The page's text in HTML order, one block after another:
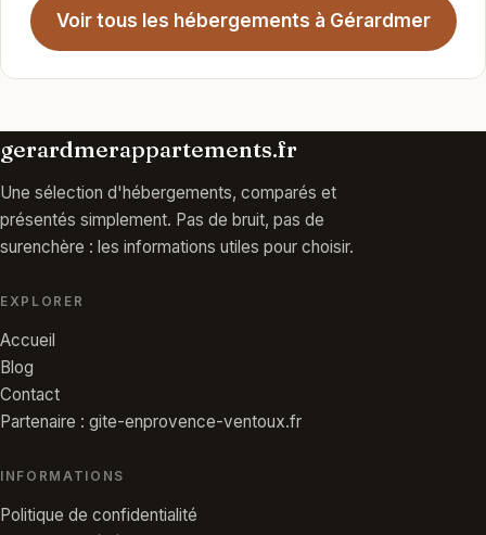
Voir tous les hébergements à Gérardmer
gerardmerappartements.fr
Une sélection d'hébergements, comparés et
présentés simplement. Pas de bruit, pas de
surenchère : les informations utiles pour choisir.
EXPLORER
Accueil
Blog
Contact
Partenaire : gite-enprovence-ventoux.fr
INFORMATIONS
Politique de confidentialité